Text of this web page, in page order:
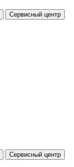
Сервисный центр
Сервисный центр